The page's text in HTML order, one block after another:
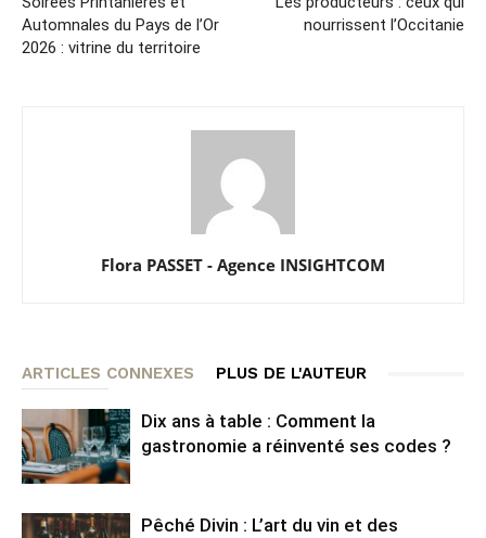
Automnales du Pays de l’Or
2026 : vitrine du territoire
nourrissent l’Occitanie
Flora PASSET - Agence INSIGHTCOM
ARTICLES CONNEXES PLUS DE L'AUTEUR
Dix ans à table : Comment la
gastronomie a réinventé ses codes ?
Pêché Divin : L’art du vin et des